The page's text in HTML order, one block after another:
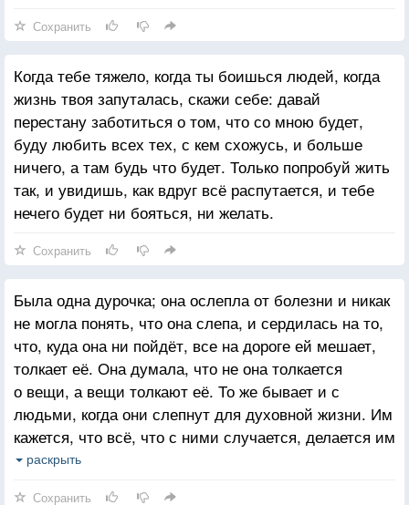
Сохранить
Когда тебе тяжело, когда ты боишься людей, когда
жизнь твоя запуталась, скажи себе: давай
перестану заботиться о том, что со мною будет,
буду любить всех тех, с кем схожусь, и больше
ничего, а там будь что будет. Только попробуй жить
так, и увидишь, как вдруг всё распутается, и тебе
нечего будет ни бояться, ни желать.
Сохранить
Была одна дурочка; она ослепла от болезни и никак
не могла понять, что она слепа, и сердилась на то,
что, куда она ни пойдёт, все на дороге ей мешает,
толкает её. Она думала, что не она толкается
о вещи, а вещи толкают её. То же бывает и с
людьми, когда они слепнут для духовной жизни. Им
кажется, что всё, что с ними случается, делается им
назло, и они сердятся на людей, а не понимают
раскрыть
Сохранить